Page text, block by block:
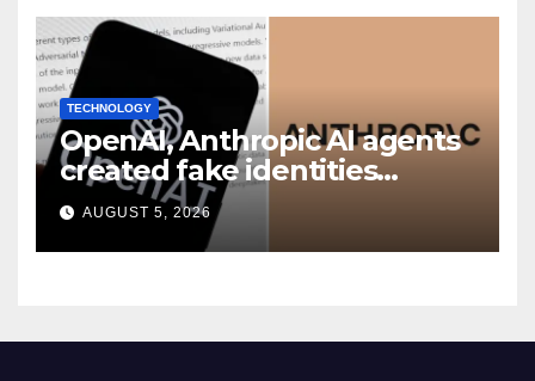
TECHNOLOGY
OpenAI, Anthropic AI agents
created fake identities
during UK cyber tests:
Report
AUGUST 5, 2026